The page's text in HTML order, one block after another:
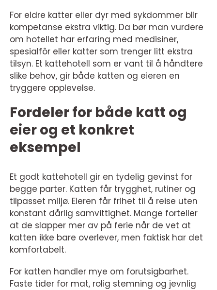
For eldre katter eller dyr med sykdommer blir
kompetanse ekstra viktig. Da bør man vurdere
om hotellet har erfaring med medisiner,
spesialfôr eller katter som trenger litt ekstra
tilsyn. Et kattehotell som er vant til å håndtere
slike behov, gir både katten og eieren en
tryggere opplevelse.
Fordeler for både katt og
eier og et konkret
eksempel
Et godt kattehotell gir en tydelig gevinst for
begge parter. Katten får trygghet, rutiner og
tilpasset miljø. Eieren får frihet til å reise uten
konstant dårlig samvittighet. Mange forteller
at de slapper mer av på ferie når de vet at
katten ikke bare overlever, men faktisk har det
komfortabelt.
For katten handler mye om forutsigbarhet.
Faste tider for mat, rolig stemning og jevnlig